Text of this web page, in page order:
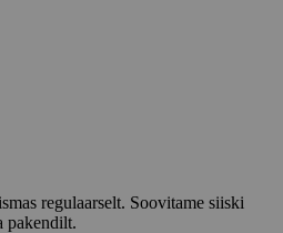
regulaarselt. Soovitame siiski
pakendilt.